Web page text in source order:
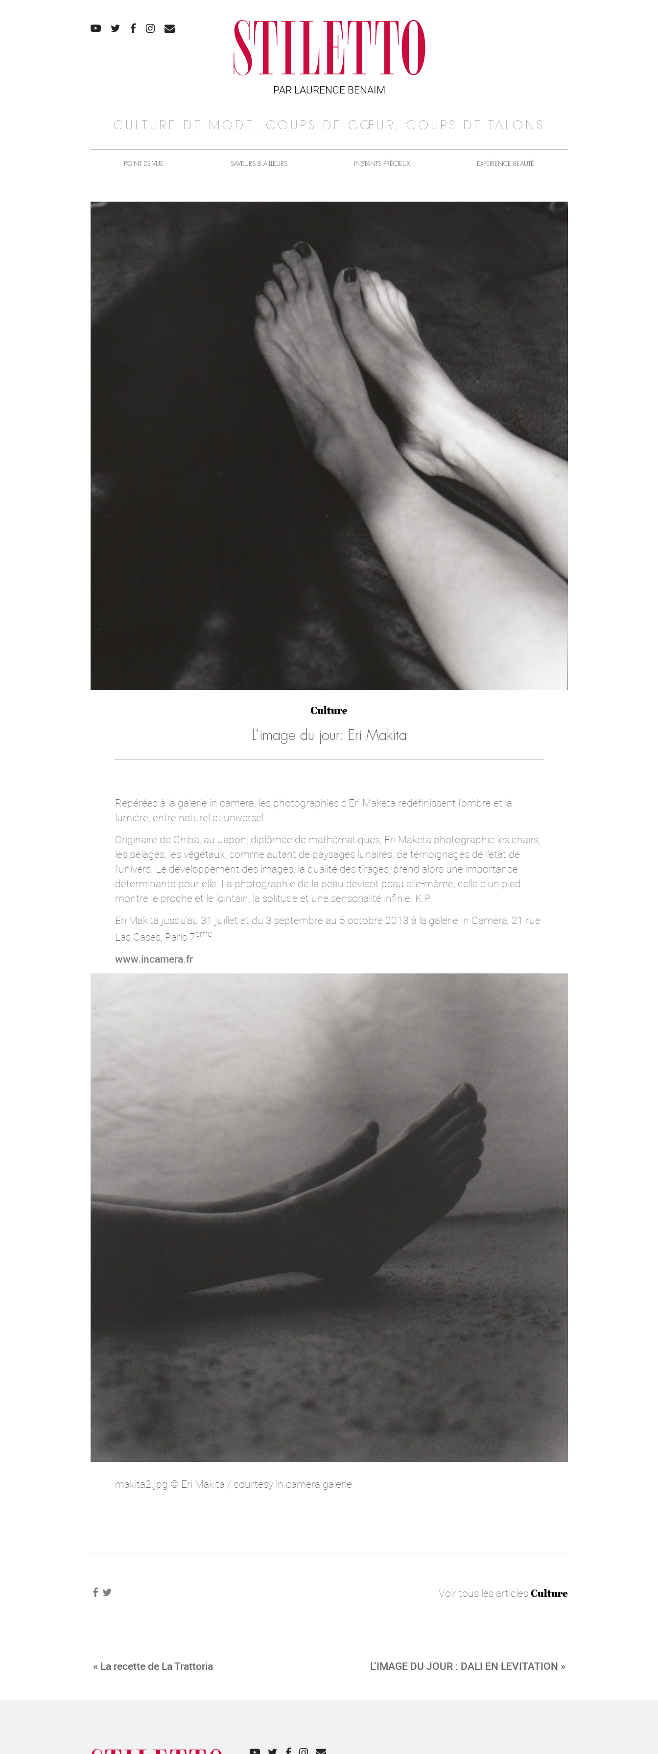
PAR LAURENCE BENAIM
CULTURE DE MODE, COUPS DE CŒUR, COUPS DE TALONS
POINT DE VUE SAVEURS & AILLEURS INSTANTS PRÉCIEUX EXPÉRIENCE BEAUTÉ
Culture
L’image du jour: Eri Makita
Repérées à la galerie in camera, les photographies d’Eri Maketa redéfinissent l'ombre et la
lumière, entre naturel et universel.
Originaire de Chiba, au Japon, diplômée de mathématiques, Eri Maketa photographie les chairs,
les pelages, les végétaux, comme autant de paysages lunaires, de témoignages de l’état de
l’univers. Le développement des images, la qualité des tirages, prend alors une importance
déterminante pour elle. La photographie de la peau devient peau elle-même, celle d’un pied
montre le proche et le lointain, la solitude et une sensorialité infinie. K.P.
Eri Makita jusqu'au 31 juillet et du 3 septembre au 5 octobre 2013 à la galerie In Camera, 21 rue
Las Cases, Paris 7ème.
www.incamera.fr
makita2.jpg © Eri Makita / courtesy in camera galerie
Voir tous les articles Culture
« La recette de La Trattoria L’IMAGE DU JOUR : DALI EN LEVITATION »